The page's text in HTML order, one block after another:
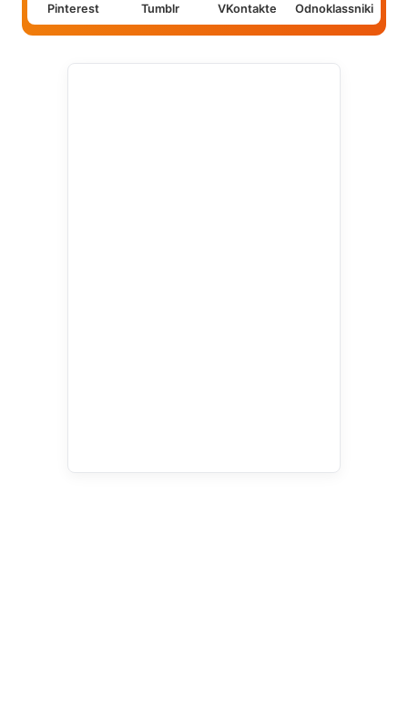
Pinterest Tumblr VKontakte Odnoklassniki